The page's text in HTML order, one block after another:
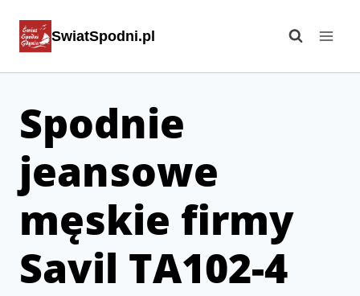
SwiatSpodni.pl
Spodnie
jeansowe
męskie firmy
Savil TA102-4